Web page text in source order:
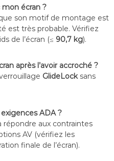
mon écran ?
son motif de montage est
est très probable. Vérifiez
de l’écran (≤ 90,7 kg).
après l’avoir accroché ?
GlideLocksans
ADA ?
répondre aux contraintes
AV (vérifiez les
finale de l’écran).